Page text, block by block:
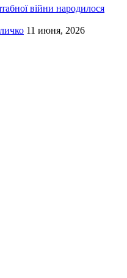
війни народилося
11 июня, 2026